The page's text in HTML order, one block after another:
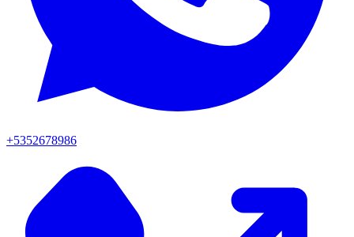
+5352678986